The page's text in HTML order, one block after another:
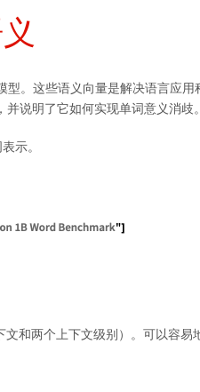
。这些语义向量是解决语言应用
说明了它如何实现单词意义消歧。
示。
和两个上下文级别）。可以容易